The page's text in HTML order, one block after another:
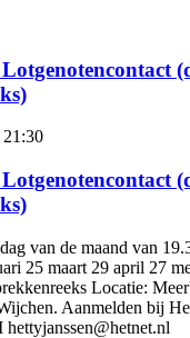
21:30
van de maand van
25 maart 29 april 27
Locatie:
Aanmelden bij